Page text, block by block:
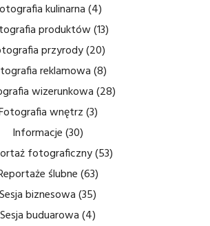
kulinarna(4)
produktów(13)
przyrody(20)
reklamowa(8)
wizerunkowa(28)
wnętrz(3)
Informacje(30)
fotograficzny(53)
ślubne(63)
Sesja biznesowa(35)
Sesja buduarowa(4)